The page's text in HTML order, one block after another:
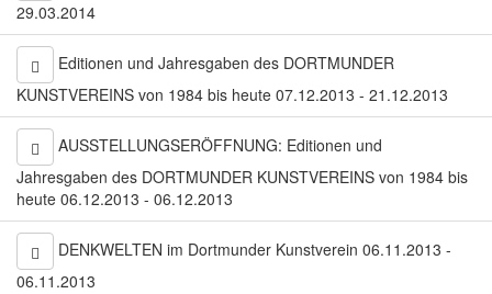
29.03.2014
Editionen und Jahresgaben des DORTMUNDER
KUNSTVEREINS von 1984 bis heute 07.12.2013 - 21.12.2013
AUSSTELLUNGSERÖFFNUNG: Editionen und
Jahresgaben des DORTMUNDER KUNSTVEREINS von 1984 bis
heute 06.12.2013 - 06.12.2013
DENKWELTEN im Dortmunder Kunstverein 06.11.2013 -
06.11.2013